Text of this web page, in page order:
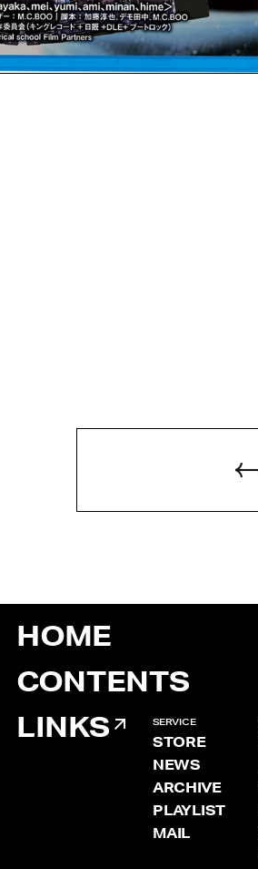
HOME
CONTENTS
LINKS
SERVICE
STORE
NEWS
ARCHIVE
PLAYLIST
MAIL